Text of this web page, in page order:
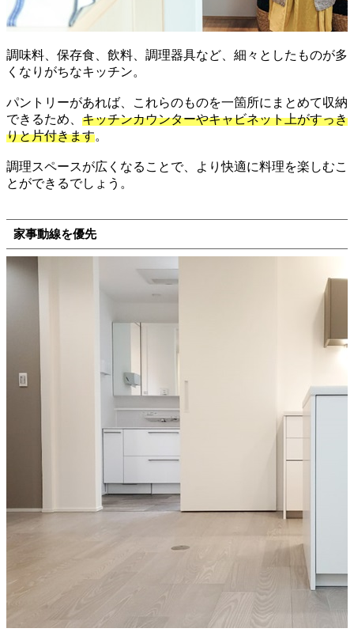
調味料、保存食、飲料、調理器具など、細々としたものが多
くなりがちなキッチン。
パントリーがあれば、これらのものを一箇所にまとめて収納
できるため、 キッチンカウンターやキャビネット上がすっき
りと片付きます。
調理スペースが広くなることで、より快適に料理を楽しむこ
とができるでしょう。
家事動線を優先